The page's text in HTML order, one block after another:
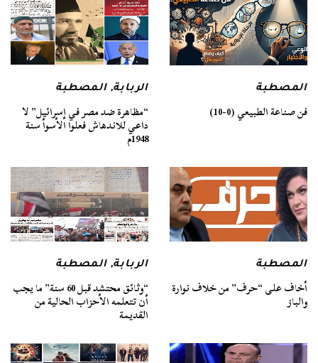
المصطبة
فن صناعة الطبيعي (0-10)
الربابة,المصطبة
“مظاهرة ضد مصر في إسرائيل” لا
داعي للاندهاش فعلوا الأسوأ سنة
1948م
المصطبة
أخاف على “حرف” من خلاف نوارة
والباز
الربابة,المصطبة
“وثائق محتشد قبل 60 سنة” ما يجب
أن تتعلمه الأحزاب الحالية من
القديمة